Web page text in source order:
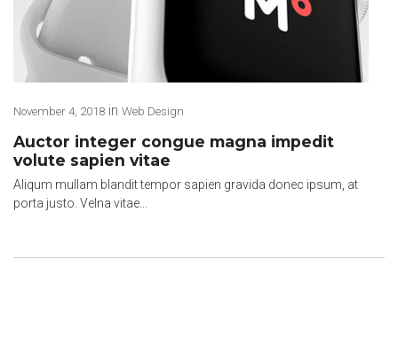
November 4, 2018 in Web Design
Auctor integer congue magna impedit
volute sapien vitae
Aliqum mullam blandit tempor sapien gravida donec ipsum, at
porta justo. Velna vitae...